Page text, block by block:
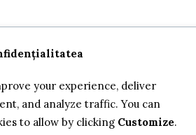
your experience, deliver
and analyze traffic. You can
to allow by clicking Customize.